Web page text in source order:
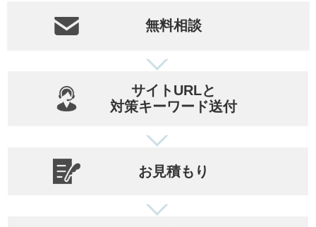
無料相談
サイトURLと
対策キーワード送付
お見積もり